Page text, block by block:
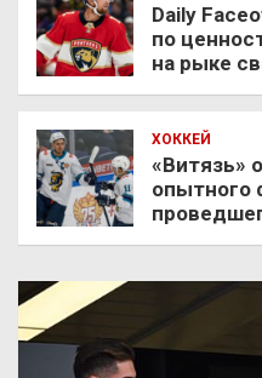
Daily
по
на рыке
ХОККЕЙ
«Витязь»
опытного